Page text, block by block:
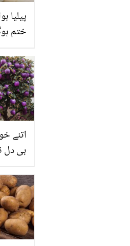
پیلیا
ختم
بنایا
گھنے
ٹوٹکہ
اتنے
ہی دل
اُگتا
ہے؟